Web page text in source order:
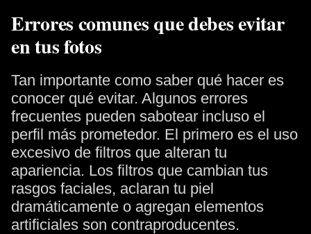
Errores comunes que debes evitar
en tus fotos
Tan importante como saber qué hacer es
conocer qué evitar. Algunos errores
frecuentes pueden sabotear incluso el
perfil más prometedor. El primero es el uso
excesivo de filtros que alteran tu
apariencia. Los filtros que cambian tus
rasgos faciales, aclaran tu piel
dramáticamente o agregan elementos
artificiales son contraproducentes.